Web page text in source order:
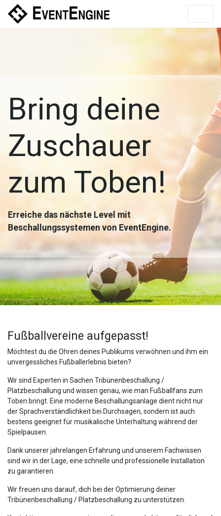
Bring deine
Zuschauer
zum Toben!
Erreiche das nächste Level mit
Beschallungssystemen von EventEngine.
Fußballvereine aufgepasst!
Möchtest du die Ohren deines Publikums verwöhnen und ihm ein
unvergessliches Fußballerlebnis bieten?
Wir sind Experten in Sachen Tribünenbeschallung /
Platzbeschallung und wissen genau, wie man Fußballfans zum
Toben bringt. Eine moderne Beschallungsanlage dient nicht nur
der Sprachverständlichkeit bei Durchsagen, sondern ist auch
bestens geeignet für musikalische Unterhaltung während der
Spielpausen.
Dank unserer jahrelangen Erfahrung und unserem Fachwissen
sind wir in der Lage, eine schnelle und professionelle Installation
zu garantieren.
Wir freuen uns darauf, dich bei der Optimierung deiner
Tribünenbeschallung / Platzbeschallung zu unterstützen.